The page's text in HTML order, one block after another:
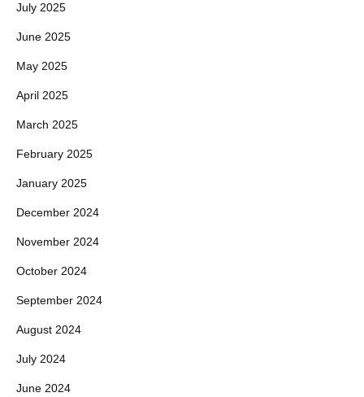
July 2025
June 2025
May 2025
April 2025
March 2025
February 2025
January 2025
December 2024
November 2024
October 2024
September 2024
August 2024
July 2024
June 2024